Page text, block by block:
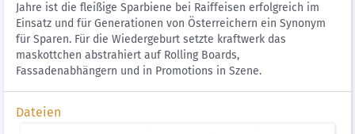
Jahre ist die fleißige Sparbiene bei Raiffeisen erfolgreich im
Einsatz und für Generationen von Österreichern ein Synonym
für Sparen. Für die Wiedergeburt setzte kraftwerk das
maskottchen abstrahiert auf Rolling Boards,
Fassadenabhängern und in Promotions in Szene.
Dateien